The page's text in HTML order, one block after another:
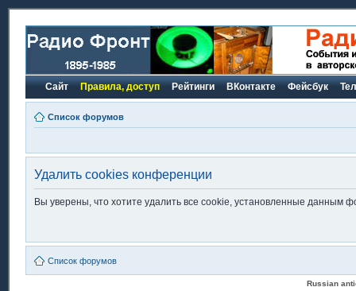
Сайт Правила, доступ Рейтинги ВКонтакте Фейсбук
Список форумов
Удалить cookies конференции
Вы уверены, что хотите удалить все cookie, установленные данным
Список форумов
Russian